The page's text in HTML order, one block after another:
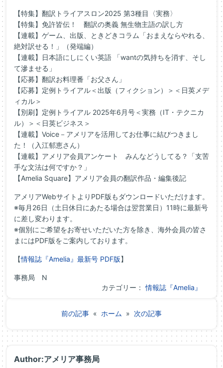
【特集】翻訳トライアスロン2025 第3種目〈実務〉
【特集】免許皆伝！ 翻訳の奥義 無生物主語の訳し方
【連載】ゲーム、出版、ときどきコラム「おまえならやれる、
絶対訳せる！」（発端編）
【連載】日本語にしにくい英語 「wantの気持ちを消す、そし
て滲ませる」
【応募】翻訳お料理番「お父さん」
【応募】定例トライアル＜出版（フィクション）＞＜日英メデ
ィカル＞
【別刷】定例トライアル 2025年6月号＜実務（IT・テクニカ
ル）＞＜日英ビジネス＞
【連載】Voice－アメリアを活用してお仕事に結びつきまし
た！（入江郁恵さん）
【連載】アメリア会員アンケート みんなどうしてる？「支苦
手な文法は何ですか？」
【Amelia Square】アメリア会員の翻訳作品・編集後記
アメリアWebサイトよりPDF版もダウンロードいただけます。
※毎月26日（土日休日にあたる場合は翌営業日）11時に最新号
に差し変わります。
※個別にご希望をお寄せいただいた方を除き、 海外会員の皆さ
まにはPDF版をご案内しております。
【情報誌『Amelia』最新号 PDF版】
事務局 N
カテゴリー：情報誌『Amelia』
前の記事 « ホーム » 次の記事
Author:アメリア事務局